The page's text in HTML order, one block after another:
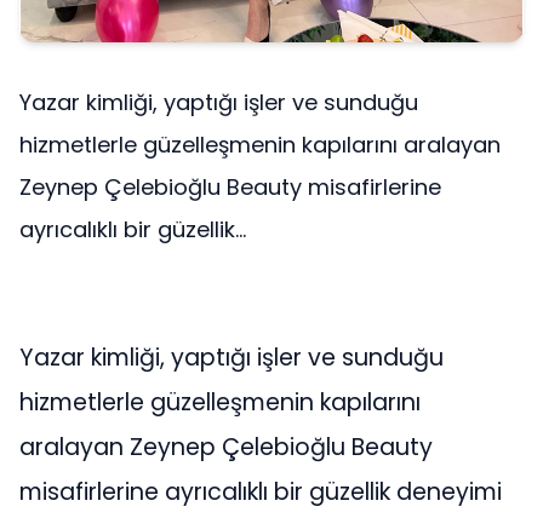
Yazar kimliği, yaptığı işler ve sunduğu
hizmetlerle güzelleşmenin kapılarını aralayan
Zeynep Çelebioğlu Beauty misafirlerine
ayrıcalıklı bir güzellik...
Yazar kimliği, yaptığı işler ve sunduğu
hizmetlerle güzelleşmenin kapılarını
aralayan Zeynep Çelebioğlu Beauty
misafirlerine ayrıcalıklı bir güzellik deneyimi